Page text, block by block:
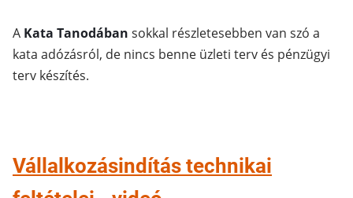
A Kata Tanodában sokkal részletesebben van szó a
kata adózásról, de nincs benne üzleti terv és pénzügyi
terv készítés.
Vállalkozásindítás technikai